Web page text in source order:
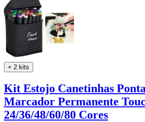
+ 2 kits
Kit Estojo Canetinhas
Marcador Permanente
24/36/48/60/80 Cores